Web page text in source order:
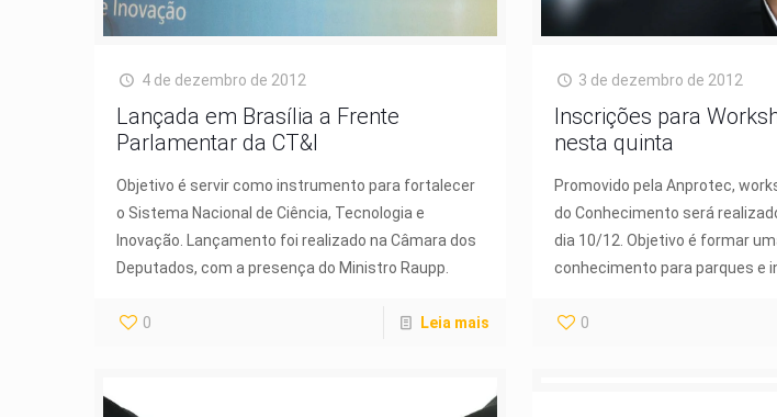
4 de dezembro de 2012
Lançada em Brasília a Frente
Parlamentar da CT&I
Objetivo é servir como instrumento para fortalecer
o Sistema Nacional de Ciência, Tecnologia e
Inovação. Lançamento foi realizado na Câmara dos
Deputados, com a presença do Ministro Raupp.
0 Leia mais
3 de dezembro de 2012
Inscrições para
nesta quinta
Promovido pela Anprotec,
do Conhecimento será
dia 10/12. Objetivo é formar
conhecimento para parques e
0